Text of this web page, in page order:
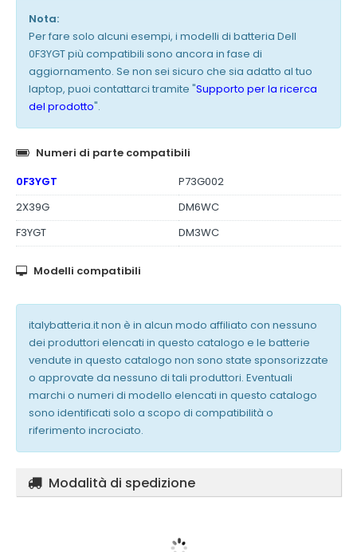
Nota:
Per fare solo alcuni esempi, i modelli di batteria Dell
0F3YGT più compatibili sono ancora in fase di
aggiornamento. Se non sei sicuro che sia adatto al tuo
laptop, puoi contattarci tramite "Supporto per la ricerca
del prodotto".
Numeri di parte compatibili
0F3YGT
P73G002
2X39G
DM6WC
F3YGT
DM3WC
Modelli compatibili
italybatteria.it non è in alcun modo affiliato con nessuno
dei produttori elencati in questo catalogo e le batterie
vendute in questo catalogo non sono state sponsorizzate
o approvate da nessuno di tali produttori. Eventuali
marchi o numeri di modello elencati in questo catalogo
sono identificati solo a scopo di compatibilità o
riferimento incrociato.
Modalità di spedizione